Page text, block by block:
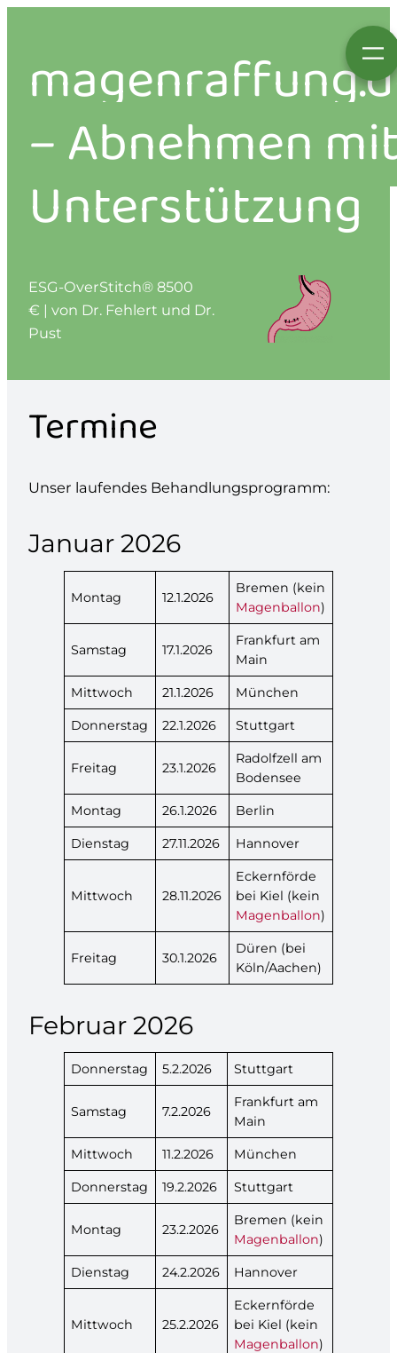
–Abnehmen
Unterstützung
ESG-OverStitch® 8500
€ | von Dr. Fehlert und Dr.
Pust
Termine
Unser laufendes Behandlungsprogramm:
Januar 2026
Montag 12.1.2026
Bremen (kein
Magenballon)
Samstag 17.1.2026
Frankfurt am
Main
Mittwoch 21.1.2026 München
Donnerstag 22.1.2026 Stuttgart
Freitag 23.1.2026
Radolfzell am
Bodensee
Montag 26.1.2026 Berlin
Dienstag 27.11.2026 Hannover
Mittwoch 28.11.2026
Eckernförde
bei Kiel (kein
Magenballon)
Freitag 30.1.2026
Düren (bei
Köln/Aachen)
Februar 2026
Donnerstag 5.2.2026 Stuttgart
Samstag 7.2.2026
Frankfurt am
Main
Mittwoch 11.2.2026 München
Donnerstag 19.2.2026 Stuttgart
Montag 23.2.2026
Bremen (kein
Magenballon)
Dienstag 24.2.2026 Hannover
Mittwoch 25.2.2026
Eckernförde
bei Kiel (kein
Magenballon)